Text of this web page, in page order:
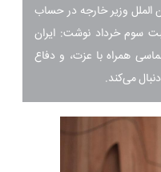
الملل وزیر خارجه در حساب
سوم خرداد نوشت: ایران
همراه با عزت، و دفاع
می‌کند.